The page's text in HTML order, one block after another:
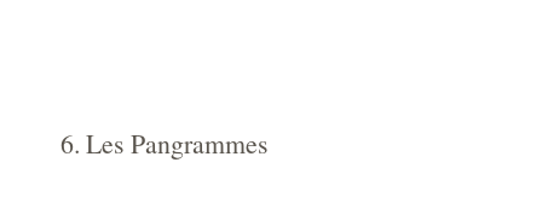
6. Les Pangrammes